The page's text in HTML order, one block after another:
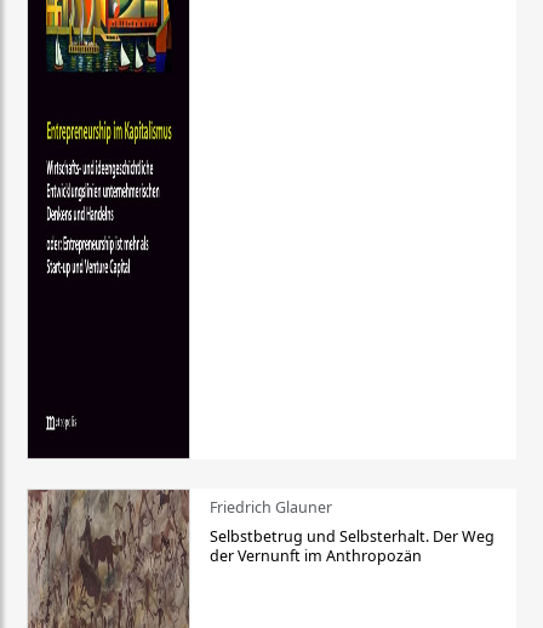
Friedrich Glauner
Selbstbetrug und Selbsterhalt. Der Weg
der Vernunft im Anthropozän